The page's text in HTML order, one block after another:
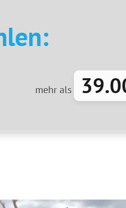
mehr als